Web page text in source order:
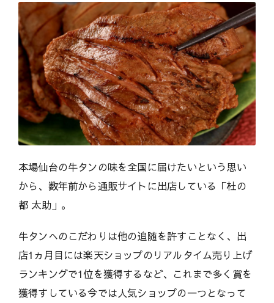
（
ウ
マ
シ
）
本場仙台の牛タンの味を全国に届けたいという思い
から、数年前から通販サイトに出店している「杜の
都 太助」。
牛タンへのこだわりは他の追随を許すことなく、出
店1ヵ月目には楽天ショップのリアルタイム売り上げ
ランキングで1位を獲得するなど、これまで多く賞を
獲得すしている今では人気ショップの一つとなって